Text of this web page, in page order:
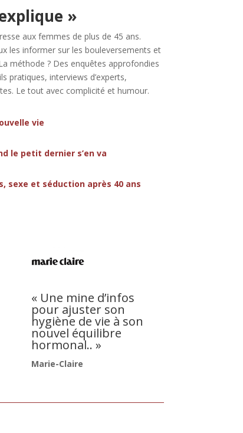
»
aux femmes de plus de 45 ans.
les informer sur les bouleversements et
méthode ? Des enquêtes approfondies
pratiques, interviews d’experts,
Le tout avec complicité et humour.
vie
le petit dernier s’en va
sexe et séduction après 40 ans
« Une mine d’infos
pour ajuster son
hygiène de vie à son
nouvel équilibre
hormonal.. »
Marie-Claire